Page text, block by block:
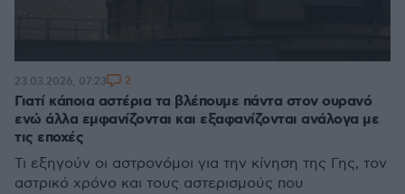
Γιατί κάποια αστέρια τα βλέπουμε πάντα στον ουρανό
ενώ άλλα εμφανίζονται και εξαφανίζονται ανάλογα με
τις εποχές
Τι εξηγούν οι αστρονόμοι για την κίνηση της Γης, τον
αστρικό χρόνο και τους αστερισμούς που
23.03.2026, 07:23 2